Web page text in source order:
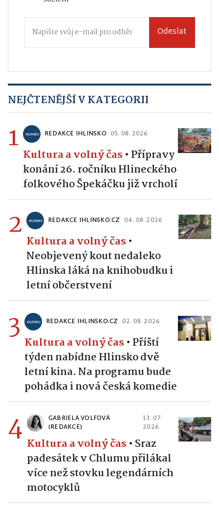
Odeslat
NEJČTENĚJŠÍ V KATEGORII
1 REDAKCE IHLINSKO 05. 08. 2026
Kultura a volný čas • Přípravy
konání 26. ročníku Hlineckého
folkového Špekáčku již vrcholí
2 REDAKCE IHLINSKO.CZ 04. 08. 2026
Kultura a volný čas •
Neobjevený kout nedaleko
Hlinska láká na knihobudku i
letní občerstvení
3 REDAKCE IHLINSKO.CZ 02. 08. 2026
Kultura a volný čas • Příští
týden nabídne Hlinsko dvě
letní kina. Na programu bude
pohádka i nová česká komedie
4
GABRIELA VOLFOVÁ
(REDAKCE)
13. 07.
2026
Kultura a volný čas • Sraz
padesátek v Chlumu přilákal
více než stovku legendárních
motocyklů